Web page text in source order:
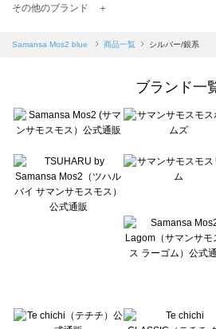
TSUHARU by Samansa Mos2（ツハルバイサマン
Samansa Mos2 blue（サマンサモスモス ブルー）の
Te chichi（テチチ）の一覧
Te chichi CLASSIC（テチチ クラシック）の一覧
Lugnoncure（ルノンキュール）の一覧
BETTY'S BLUE（べティーズブルー）の一覧
Wpc.（ワールドパーティー）の一覧
その他のブランド ＋
Samansa Mos2 blue 商品一覧 シルバー/銀系
ブランド一